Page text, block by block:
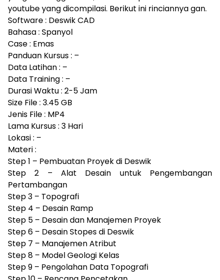
youtube yang dicompilasi. Berikut ini rinciannya gan.
Software : Deswik CAD
Bahasa : Spanyol
Case : Emas
Panduan Kursus : –
Data Latihan : –
Data Training : –
Durasi Waktu : 2-5 Jam
Size File : 3.45 GB
Jenis File : MP4
Lama Kursus : 3 Hari
Lokasi : –
Materi :
Step 1 – Pembuatan Proyek di Deswik
Step 2 – Alat Desain untuk Pengembangan
Pertambangan
Step 3 – Topografi
Step 4 – Desain Ramp
Step 5 – Desain dan Manajemen Proyek
Step 6 – Desain Stopes di Deswik
Step 7 – Manajemen Atribut
Step 8 – Model Geologi Kelas
Step 9 – Pengolahan Data Topografi